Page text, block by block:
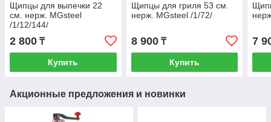
Щипцы для выпечки 22
см. нерж. MGsteel
/1/12/144/
2 800 ₸
Купить
Щипцы для гриля 53 см.
нерж. MGsteel /1/72/
8 900₸
Купить
7
Акционные предложения и новинки